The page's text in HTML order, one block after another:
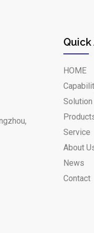
HOME
Solution
Service
About
News
Contact